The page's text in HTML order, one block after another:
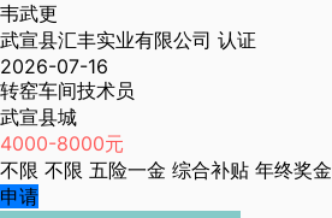
韦武更
武宣县汇丰实业有限公司 认证
2026-07-16
转窑车间技术员
武宣县城
4000-8000元
不限 不限 五险一金 综合补贴 年终奖金
申请